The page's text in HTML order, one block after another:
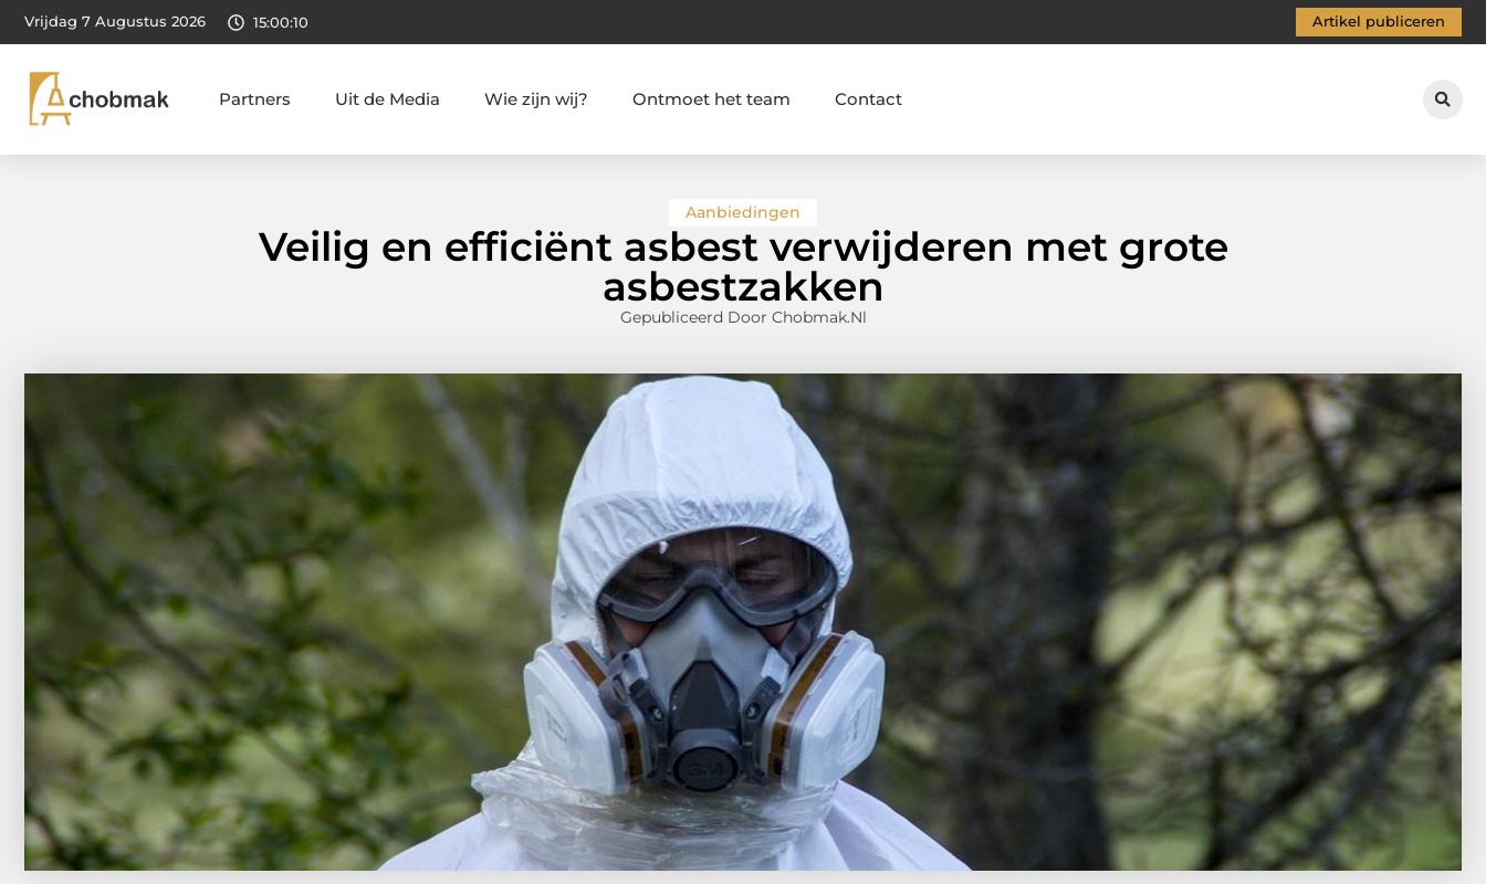
Vrijdag 7 Augustus 2026 15:00:11 Artikel publiceren
Partners Uit de Media Wie zijn wij? Ontmoet het team Contact
Aanbiedingen
Veilig en efficiënt asbest verwijderen met grote
asbestzakken
Gepubliceerd Door Chobmak.nl